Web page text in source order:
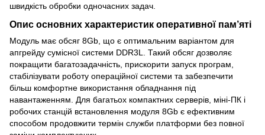
швидкість обробки одночасних задач.
Опис основних характеристик оперативної пам’яті
Модуль має обсяг 8Gb, що є оптимальним варіантом для
апгрейду сумісної системи DDR3L. Такий обсяг дозволяє
покращити багатозадачність, прискорити запуск програм,
стабілізувати роботу операційної системи та забезпечити
більш комфортне використання обладнання під
навантаженням. Для багатьох компактних серверів, міні-ПК і
робочих станцій встановлення модуля 8Gb є ефективним
способом продовжити термін служби платформи без повної